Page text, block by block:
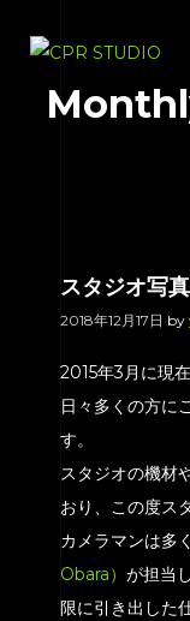
スタジオ写
2018年12月17日 by
2015年3月に現
日々多くの方に
す。
スタジオの機材
おり、この度ス
カメラマンは多
Obara） が担当
限に引き出した